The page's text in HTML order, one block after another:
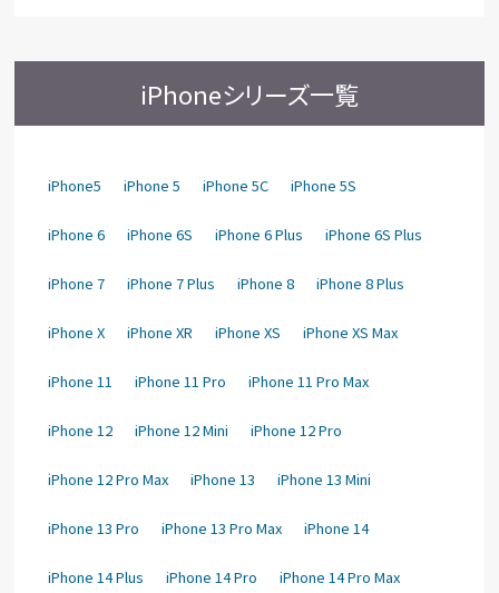
iPhoneシリーズ一覧
iPhone5 iPhone 5 iPhone 5C iPhone 5S
iPhone 6 iPhone 6S iPhone 6 Plus iPhone 6S Plus
iPhone 7 iPhone 7 Plus iPhone 8 iPhone 8 Plus
iPhone X iPhone XR iPhone XS iPhone XS Max
iPhone 11 iPhone 11 Pro iPhone 11 Pro Max
iPhone 12 iPhone 12 Mini iPhone 12 Pro
iPhone 12 Pro Max iPhone 13 iPhone 13 Mini
iPhone 13 Pro iPhone 13 Pro Max iPhone 14
iPhone 14 Plus iPhone 14 Pro iPhone 14 Pro Max